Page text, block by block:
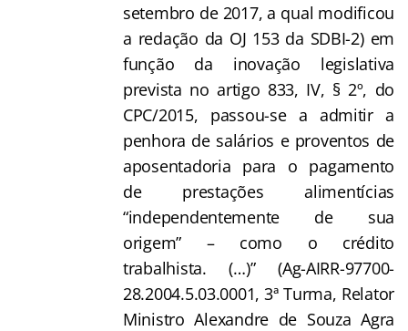
setembro de 2017, a qual modificou
a redação da OJ 153 da SDBI-2) em
função da inovação legislativa
prevista no artigo 833, IV, § 2º, do
CPC/2015, passou-se a admitir a
penhora de salários e proventos de
aposentadoria para o pagamento
de prestações alimentícias
“independentemente de sua
origem” – como o crédito
trabalhista. (…)” (Ag-AIRR-97700-
28.2004.5.03.0001, 3ª Turma, Relator
Ministro Alexandre de Souza Agra